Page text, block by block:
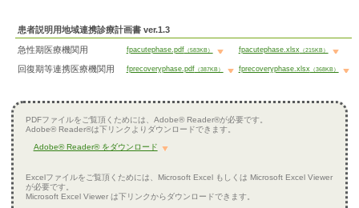
患者説明用地域連携診療計画書 ver.1.3
急性期医療機関用 fpacutephase.pdf（583KB） fpacutephase.xlsx（215KB）
回復期等連携医療機関用 fprecoveryphase.pdf（387KB） fprecoveryphase.xlsx（368KB）
PDFファイルをご覧頂くためには、Adobe® Reader®が必要です。
Adobe® Reader®は下リンクよりダウンロードできます。
Adobe® Reader® をダウンロード
Excelファイルをご覧頂くためには、Microsoft Excel もしくは Microsoft Excel Viewer
が必要です。
Microsoft Excel Viewer は下リンクからダウンロードできます。